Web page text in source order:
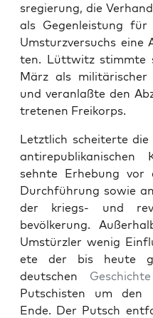
sregierung, die
als Gegen­leis­tung
Umsturzver­suchs
ten. Lüt­twitz stimmte
März als mil­itärisch­er
und ver­an­laßte den
trete­nen Freiko­rps.
Let­ztlich scheit­erte
sehnte Erhe­bung vor
Durch­führung sowie
der kriegs- und
bevölkerung.
Umstür­zler wenig
ete der bis heute
deutschen Geschichte
Putschis­ten um den
Ende. Der Putsch